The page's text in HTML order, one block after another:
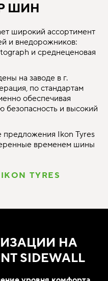
ШИН
широкий ассортимент
и внедорожников:
и среднеценовая
на заводе в г.
по стандартам
обеспечивая
безопасность и высокий
предложения Ikon Tyres
временем шины
TYRES
НА
SIDEWALL